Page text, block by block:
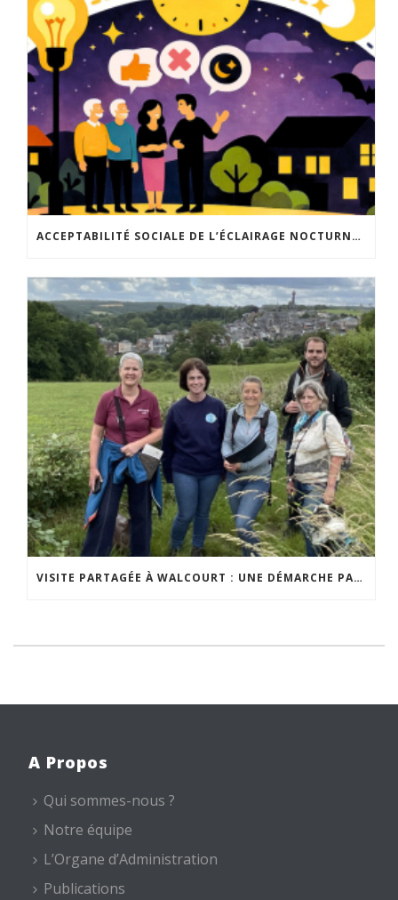
ACCEPTABILITÉ SOCIALE DE L’ÉCLAIRAGE NOCTURNE : LE REPLAY EST DISPONIBLE
VISITE PARTAGÉE À WALCOURT : UNE DÉMARCHE PARTICIPATIVE ANIMÉE PAR ESPACE ENVIRONNEMENT
A Propos
Qui sommes-nous ?
Notre équipe
L’Organe d’Administration
Publications